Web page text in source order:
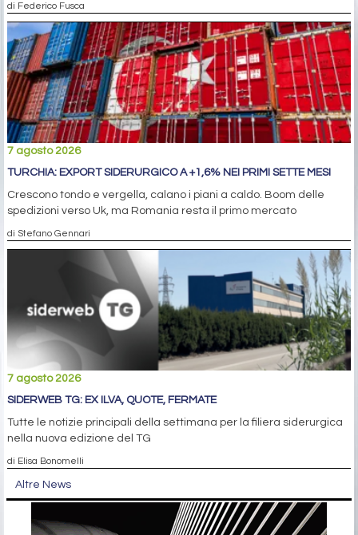
di Federico Fusca
7 agosto 2026
TURCHIA: EXPORT SIDERURGICO A +1,6% NEI PRIMI SETTE MESI
Crescono tondo e vergella, calano i piani a caldo. Boom delle
spedizioni verso Uk, ma Romania resta il primo mercato
di Stefano Gennari
7 agosto 2026
SIDERWEB TG: EX ILVA, QUOTE, FERMATE
Tutte le notizie principali della settimana per la filiera siderurgica
nella nuova edizione del TG
di Elisa Bonomelli
Altre News